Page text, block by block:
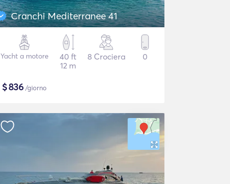
Cranchi Mediterranee 41
Yacht a motore
40 ft
12 m
8 Crociera 0
$836/giorno